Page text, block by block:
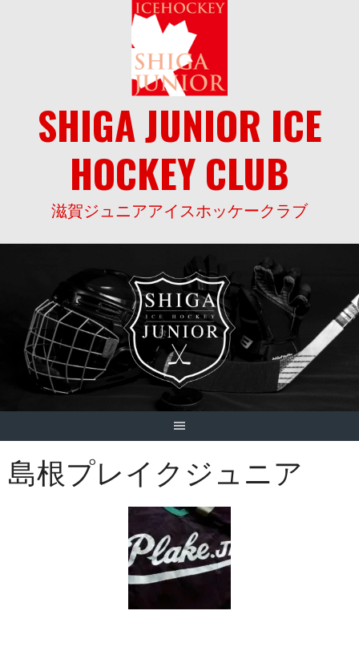
SHIGA JUNIOR ICE
HOCKEY CLUB
滋賀ジュニアアイスホッケークラブ
島根プレイクジュニア